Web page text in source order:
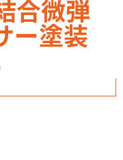
合微弾
ー塗装